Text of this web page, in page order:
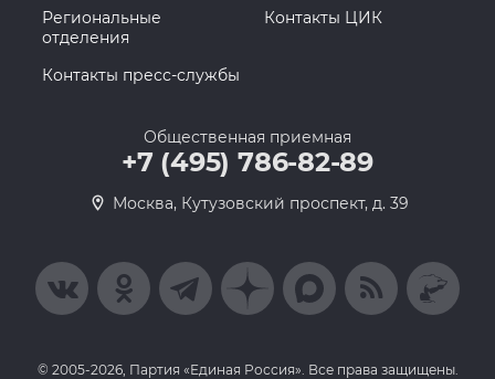
Региональные
отделения
Контакты ЦИК
Контакты пресс-службы
Общественная приемная
+7 (495) 786-82-89
Москва, Кутузовский проспект, д. 39
© 2005-2026, Партия «Единая Россия». Все права защищены.